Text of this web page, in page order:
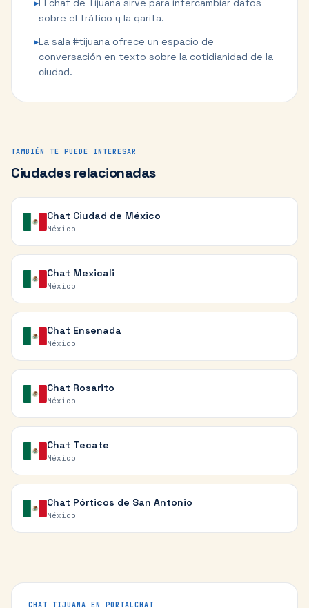
▸El chat de Tijuana sirve para intercambiar datos
sobre el tráfico y la garita.
▸La sala #tijuana ofrece un espacio de
conversación en texto sobre la cotidianidad de la
ciudad.
TAMBIÉN TE PUEDE INTERESAR
Ciudades relacionadas
Chat Ciudad de México
México
Chat Mexicali
México
Chat Ensenada
México
Chat Rosarito
México
Chat Tecate
México
Chat Pórticos de San Antonio
México
CHAT TIJUANA EN PORTALCHAT